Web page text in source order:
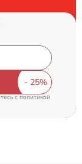
cполитикой